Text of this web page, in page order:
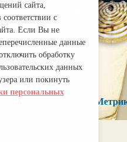
Правила
сайта,
соответствии с
Если Вы не
данные
обработку
данных
или покинуть
персональных